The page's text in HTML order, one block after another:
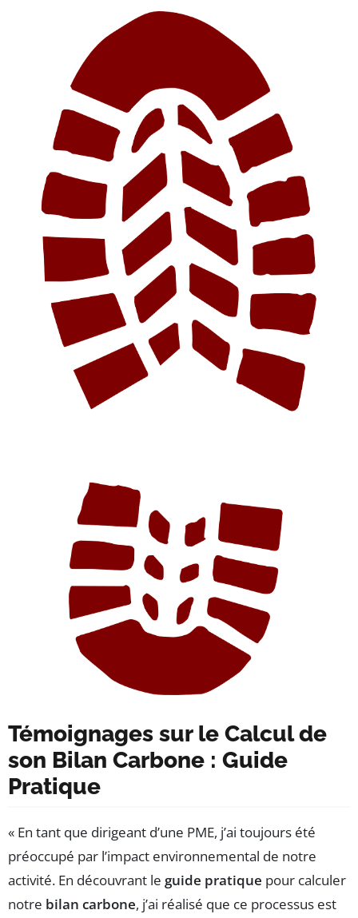
Témoignages sur le Calcul de
son Bilan Carbone : Guide
Pratique
« En tant que dirigeant d’une PME, j’ai toujours été
préoccupé par l’impact environnemental de notre
activité. En découvrant le guide pratique pour calculer
notre bilan carbone, j’ai réalisé que ce processus est